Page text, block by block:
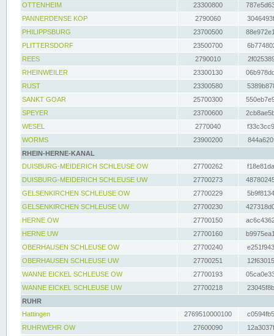
OTTENHEIM
23300800
PANNERDENSE KOP
2790060
PHILIPPSBURG
23700500
PLITTERSDORF
23500700
REES
2790010
RHEINWEILER
23300130
RUST
23300580
SANKT GOAR
25700300
SPEYER
23700600
WESEL
2770040
WORMS
23900200
RHEIN-HERNE-KANAL
DUISBURG-MEIDERICH SCHLEUSE OW
27700262
DUISBURG-MEIDERICH SCHLEUSE UW
27700273
GELSENKIRCHEN SCHLEUSE OW
27700229
GELSENKIRCHEN SCHLEUSE UW
27700230
HERNE OW
27700150
HERNE UW
27700160
OBERHAUSEN SCHLEUSE OW
27700240
OBERHAUSEN SCHLEUSE UW
27700251
WANNE EICKEL SCHLEUSE OW
27700193
WANNE EICKEL SCHLEUSE UW
27700218
RUHR
Hattingen
2769510000100
RUHRWEHR OW
27600090